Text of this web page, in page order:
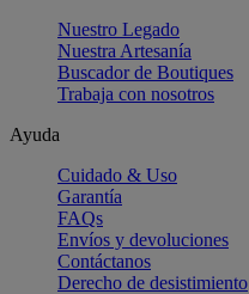
Nuestro Legado
Nuestra Artesanía
Buscador de Boutiques
Trabaja con nosotros
Ayuda
Cuidado & Uso
Garantía
FAQs
Envíos y devoluciones
Contáctanos
Derecho de desistimiento